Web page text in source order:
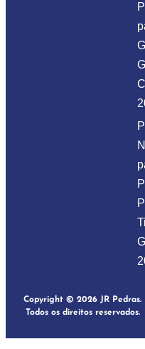
Copyright © 2026 JR Pedras.
Todos os direitos reservados.